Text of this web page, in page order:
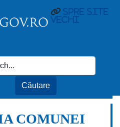
spre site
vechi
COMUNEI